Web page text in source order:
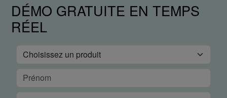
DÉMO GRATUITE EN TEMPS
RÉEL